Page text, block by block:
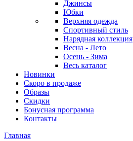
Джинсы
Юбки
Верхняя одежда
Спортивный стиль
Нарядная коллекция
Весна - Лето
Осень - Зима
Весь каталог
Новинки
Скоро в продаже
Образы
Скидки
Бонусная программа
Контакты
Главная